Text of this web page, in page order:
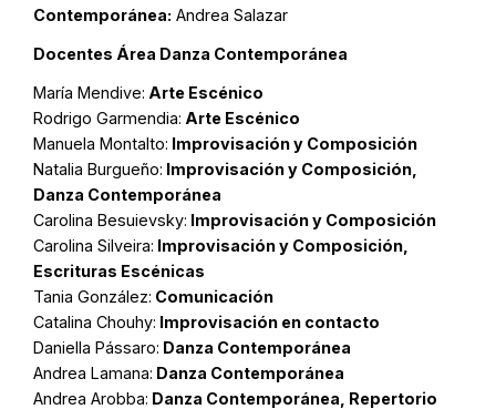
Contemporánea: Andrea Salazar
Docentes Área Danza Contemporánea
María Mendive: Arte Escénico
Rodrigo Garmendia: Arte Escénico
Manuela Montalto: Improvisación y Composición
Natalia Burgueño: Improvisación y Composición,
Danza Contemporánea
Carolina Besuievsky: Improvisación y Composición
Carolina Silveira: Improvisación y Composición,
Escrituras Escénicas
Tania González: Comunicación
Catalina Chouhy: Improvisación en contacto
Daniella Pássaro: Danza Contemporánea
Andrea Lamana: Danza Contemporánea
Andrea Arobba: Danza Contemporánea, Repertorio